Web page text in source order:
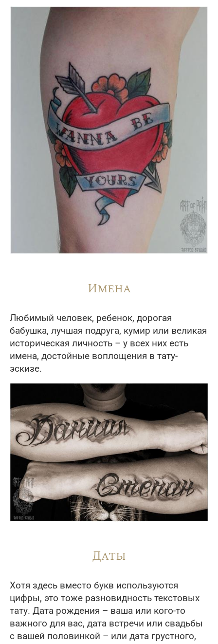
Имена
Любимый человек, ребенок, дорогая
бабушка, лучшая подруга, кумир или великая
историческая личность – у всех них есть
имена, достойные воплощения в тату-
эскизе.
Даты
Хотя здесь вместо букв используются
цифры, это тоже разновидность текстовых
тату. Дата рождения – ваша или кого-то
важного для вас, дата встречи или свадьбы
с вашей половинкой – или дата грустного,